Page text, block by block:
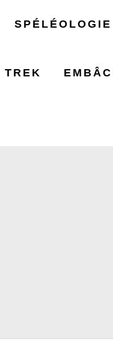
SPÉLÉOLOGIE
TREK